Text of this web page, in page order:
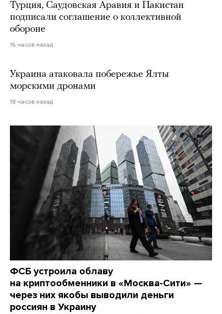
Турция, Саудовская Аравия и Пакистан
подписали соглашение о коллективной
обороне
16 часов назад
Украина атаковала побережье Ялты
морскими дронами
18 часов назад
ФСБ устроила облаву
на криптообменники в «Москва-Сити» —
через них якобы выводили деньги
россиян в Украину